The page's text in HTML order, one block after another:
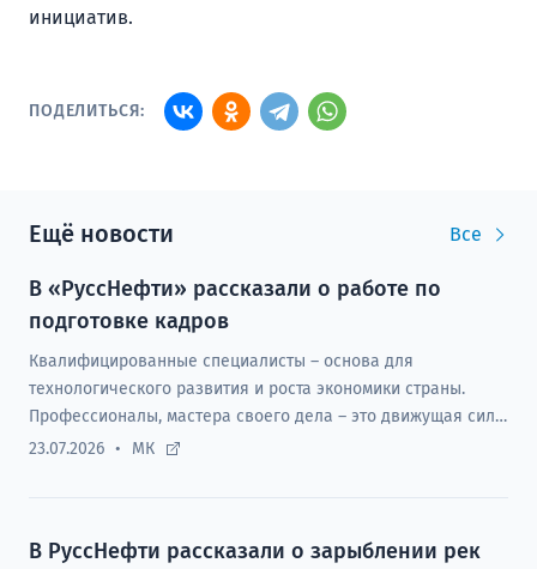
инициатив.
ПОДЕЛИТЬСЯ:
Ещё новости Все
В «РуссНефти» рассказали о работе по
подготовке кадров
Квалифицированные специалисты – основа для
технологического развития и роста экономики страны.
Профессионалы, мастера своего дела – это движущая сила
предприятий любых отраслей экономики.
23.07.2026 МК
В РуссНефти рассказали о зарыблении рек